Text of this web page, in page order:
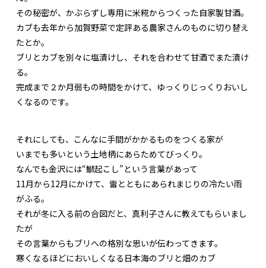
その秘密が、かぶらずし専用に米糀からつくった自家製甘酒。
カブも去年から加賀野菜で定評ある農家さんのものに切り替え
たとか。
ブリとカブを別々に塩漬けし、それを合わせて甘酒でまた漬け
る。
完成まで２か月弱もの時間をかけて、ゆっくりじっくりおいし
くなるのです。
それにしても、こんなに手間がかかるものをつくる家が
いまでも多いという土地柄にあらためてびっくり。
なんでも金沢には“鰤起こし”という言葉があって
11月から12月にかけて、雷とともにあられまじりの冷たい雨
がふる。
それが冬に入る前の合図だと、真利子さんに教えてもらいまし
たが
その言葉からもブリへの格別な思いが伝わってきます。
寒くなるほどにおいしくなる日本海のブリと畑のカブ